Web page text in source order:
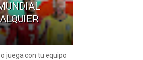
juega con tu equipo